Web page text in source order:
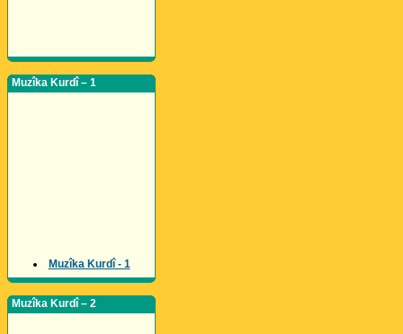
Muzîka Kurdî – 1
Muzîka Kurdî - 1
Muzîka Kurdî – 2